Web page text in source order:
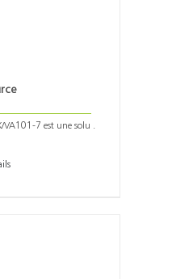
VA101-7 est une solu .